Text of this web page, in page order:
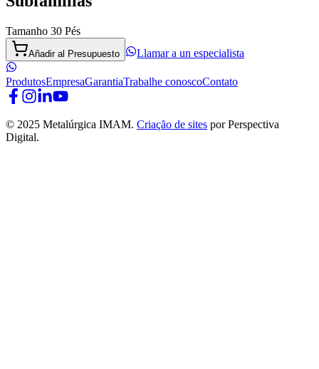
Tamanho 30 Pés
Añadir al Presupuesto Llamar a un especialista
ProdutosEmpresaGarantiaTrabalhe conoscoContato
© 2025 Metalúrgica IMAM. Criação de sites por Perspectiva
Digital.